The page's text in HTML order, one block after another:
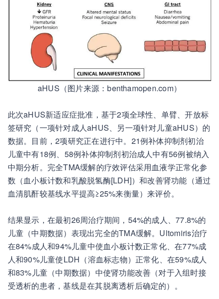
aHUS（图片来源：benthamopen.com）
此次aHUS新适应症批准，基于2项全球性、单臂、开放标
签研究（一项针对成人aHUS、另一项针对儿童aHUS）的
数据。目前，2项研究正在进行中。21例补体抑制剂初治
儿童中有18例、58例补体抑制剂初治成人中有56例被纳入
中期分析。完全TMA缓解的疗效评估采用血液学正常化参
数（血小板计数和乳酸脱氢酶[LDH]）和改善肾功能（通过
血清肌酐较基线水平提高≥25%来衡量）来评价。
结果显示，在最初26周治疗期间，54%的成人、77.8%的
儿童（中期数据）表现出完全的TMA缓解。Ultomiris治疗
在84%成人和94%儿童中使血小板计数正常化、在77%成
人和90%儿童使LDH（溶血标志物）正常化、在59%成人
和83%儿童（中期数据）中使肾功能改善（对于入组时接
受透析的患者，基线是在其脱离透析后确定的）。